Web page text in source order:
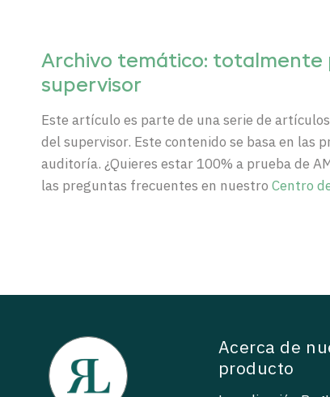
Archivo temático: totalmente
supervisor
Este artículo es parte de unaserie de artículos
del supervisor. Este contenido se basaen las
auditoría. ¿Quieres estar100% a pruebade
las preguntas frecuentes en nuestro Centro
Acerca de
producto